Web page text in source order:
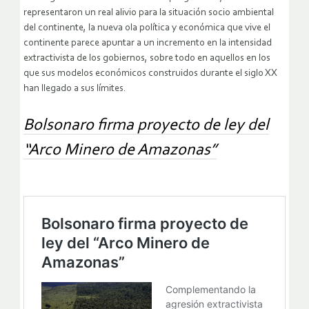
representaron un real alivio para la situación socio ambiental
del continente, la nueva ola política y económica que vive el
continente parece apuntar a un incremento en la intensidad
extractivista de los gobiernos, sobre todo en aquellos en los
que sus modelos económicos construidos durante el siglo XX
han llegado a sus límites.
Bolsonaro firma proyecto de ley del
“Arco Minero de Amazonas”